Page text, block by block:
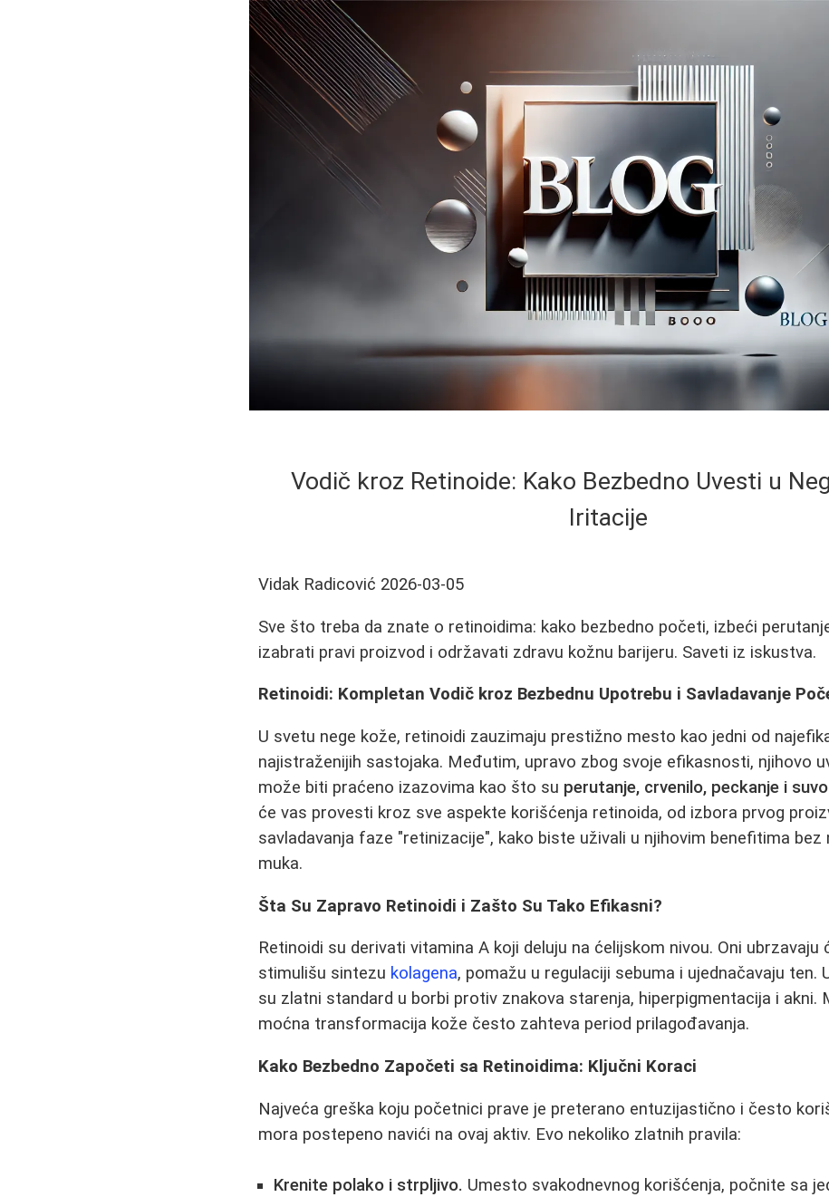
Vodič kroz Retinoide: Kako Bezbedno Uvesti u
Iritacije
Vidak Radicović 2026-03-05
Sve što treba da znate o retinoidima: kako bezbedno početi, izbeći
izabrati pravi proizvod i održavati zdravu kožnu barijeru. Saveti iz iskustva.
Retinoidi: Kompletan Vodič kroz Bezbednu Upotrebu i Savladavanje
U svetu nege kože, retinoidi zauzimaju prestižno mesto kao jedni od
najistraženijih sastojaka. Međutim, upravo zbog svoje efikasnosti, njihovo
može biti praćeno izazovima kao što su perutanje, crvenilo, peckanje i
će vas provesti kroz sve aspekte korišćenja retinoida, od izbora prvog
savladavanja faze "retinizacije", kako biste uživali u njihovim benefitima bez
muka.
Šta Su Zapravo Retinoidi i Zašto Su Tako Efikasni?
Retinoidi su derivati vitamina A koji deluju na ćelijskom nivou. Oni ubrzavaju
stimulišu sintezu kolagena, pomažu u regulaciji sebuma i ujednačavaju ten.
su zlatni standard u borbi protiv znakova starenja, hiperpigmentacija i akni.
moćna transformacija kože često zahteva period prilagođavanja.
Kako Bezbedno Započeti sa Retinoidima: Ključni Koraci
Najveća greška koju početnici prave je preterano entuzijastično i često
mora postepeno navići na ovaj aktiv. Evo nekoliko zlatnih pravila:
Krenite polako i strpljivo. Umesto svakodnevnog korišćenja, počnite sa